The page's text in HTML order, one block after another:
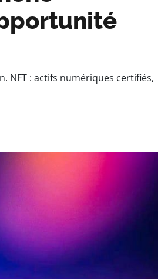
NFT : actifs numériques certifiés,